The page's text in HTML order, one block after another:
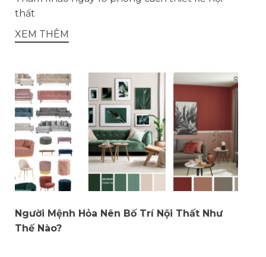
thất
XEM THÊM
Người Mệnh Hỏa Nên Bố Trí Nội Thất Như
Thế Nào?